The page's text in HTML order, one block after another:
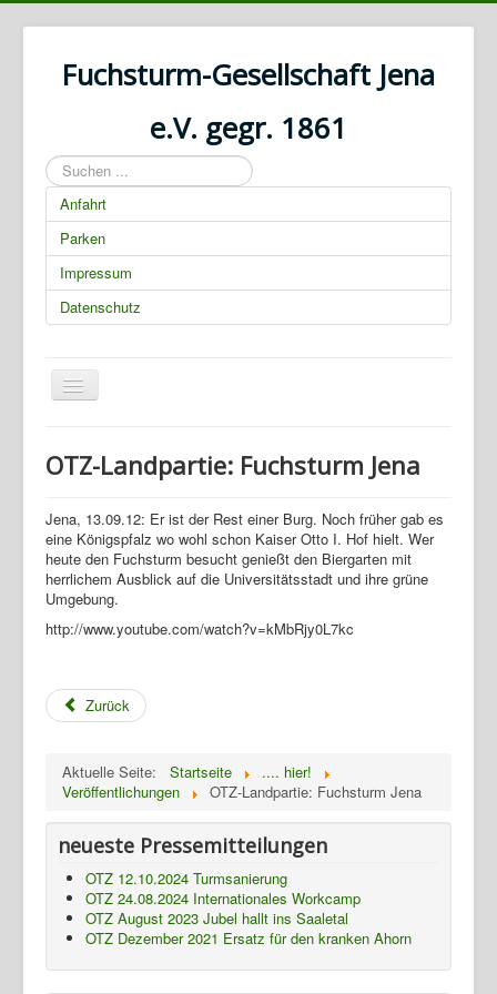
Fuchsturm-Gesellschaft Jena
e.V. gegr. 1861
Suchen
...
Anfahrt
Parken
Impressum
Datenschutz
Navigation
an/aus
Home
Archiv
Wandern
Verein
OTZ-Landpartie: Fuchsturm Jena
Jena, 13.09.12: Er ist der Rest einer Burg. Noch früher gab es
eine Königspfalz wo wohl schon Kaiser Otto I. Hof hielt. Wer
heute den Fuchsturm besucht genießt den Biergarten mit
herrlichem Ausblick auf die Universitätsstadt und ihre grüne
Umgebung.
http://www.youtube.com/watch?v=kMbRjy0L7kc
Zurück
Aktuelle Seite: Startseite
.... hier!
Veröffentlichungen
OTZ-Landpartie: Fuchsturm Jena
neueste Pressemitteilungen
OTZ 12.10.2024 Turmsanierung
OTZ 24.08.2024 Internationales Workcamp
OTZ August 2023 Jubel hallt ins Saaletal
OTZ Dezember 2021 Ersatz für den kranken Ahorn